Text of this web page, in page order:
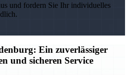
und fordern Sie Ihr individuelles
Ein zuverlässiger
und sicheren Service